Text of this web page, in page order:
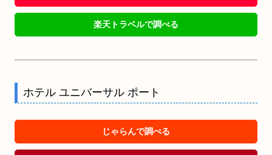
楽天トラベルで調べる
ホテル ユニバーサル ポート
じゃらんで調べる